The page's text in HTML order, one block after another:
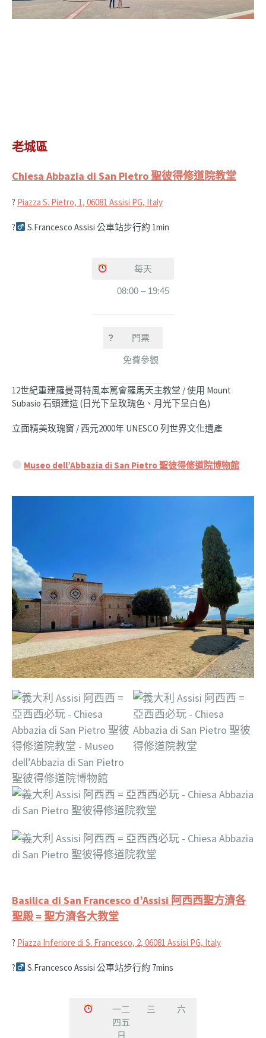
老城區
Chiesa Abbazia di San Pietro 聖彼得修道院教堂
? Piazza S. Pietro, 1, 06081 Assisi PG, Italy
?‍ S.Francesco Assisi 公車站步行約 1min
每天
08:00 – 19:45
? 門票
免費參觀
12世紀重建羅曼哥特風本篤會羅馬天主教堂 / 使用 Mount
Subasio 石頭建造 (日光下呈玫瑰色、月光下呈白色)
立面精美玫瑰窗 / 西元2000年 UNESCO 列世界文化遺產
Museo dell’Abbazia di San Pietro 聖彼得修道院博物館
Basilica di San Francesco d’Assisi 阿西西聖方濟各
聖殿 = 聖方濟各大教堂
? Piazza Inferiore di S. Francesco, 2, 06081 Assisi PG, Italy
?‍ S.Francesco Assisi 公車站步行約 7mins
一二
四五
日
三 六